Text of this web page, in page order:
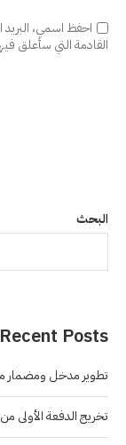
احفظ اسمي، البريد
القادمة التي سأعلق
البحث
Recent Posts
تطوير مدخل ومضمار
تخريج الدفعة الأولى